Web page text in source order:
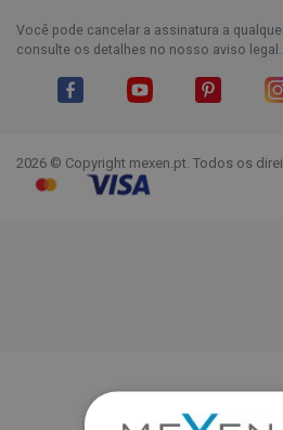
Você pode cancelar a assinatura a
consulte os detalhes no nosso aviso legal.
2026 © Copyright mexen.pt. Todos os